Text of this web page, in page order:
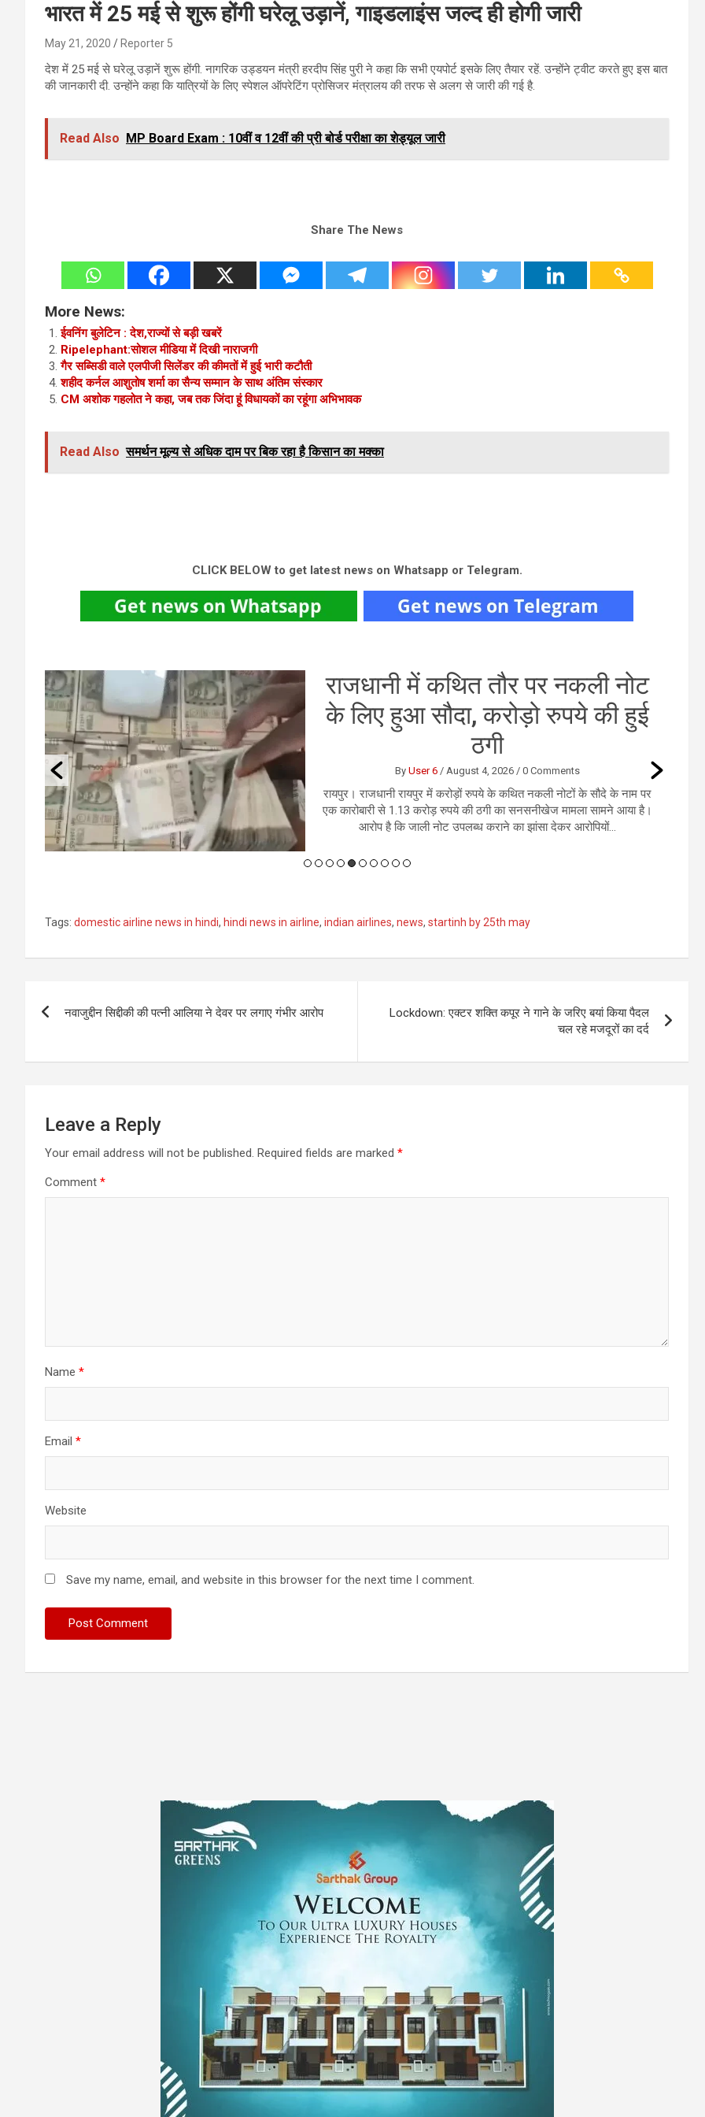
भारत में 25 मई से शुरू होंगी घरेलू उड़ानें, गाइडलाइंस जल्द ही होगी जारी
May 21, 2020 Reporter 5
देश में 25 मई से घरेलू उड़ानें शुरू होंगी. नागरिक उड्डयन मंत्री हरदीप सिंह पुरी ने कहा कि सभी एयपोर्ट इसके लिए तैयार रहें. उन्होंने ट्वीट करते हुए इस बात
की जानकारी दी. उन्होंने कहा कि यात्रियों के लिए स्पेशल ऑपरेटिंग प्रोसिजर मंत्रालय की तरफ से अलग से जारी की गई है.
Read Also MP Board Exam : 10वीं व 12वीं की प्री बोर्ड परीक्षा का शेड्यूल जारी
Share The News
More News:
ईवनिंग बुलेटिन : देश,राज्यों से बड़ी खबरें
Ripelephant:सोशल मीडिया में दिखी नाराजगी
गैर सब्सिडी वाले एलपीजी सिलेंडर की कीमतों में हुई भारी कटौती
शहीद कर्नल आशुतोष शर्मा का सैन्य सम्मान के साथ अंतिम संस्कार
CM अशोक गहलोत ने कहा, जब तक जिंदा हूं विधायकों का रहूंगा अभिभावक
Read Also समर्थन मूल्य से अधिक दाम पर बिक रहा है किसान का मक्का
CLICK BELOW to get latest news on Whatsapp or Telegram.
राजधानी में कथित तौर पर नकली नोट
के लिए हुआ सौदा, करोड़ो रुपये की हुई
ठगी
By User 6/ August 4, 2026/ 0 Comments
रायपुर। राजधानी रायपुर में करोड़ों रुपये के कथित नकली नोटों के सौदे के नाम पर
एक कारोबारी से 1.13 करोड़ रुपये की ठगी का सनसनीखेज मामला सामने आया है।
आरोप है कि जाली नोट उपलब्ध कराने का झांसा देकर आरोपियों...
Tags: domestic airline news in hindi, hindi news in airline, indian airlines, news, startinh by 25th may
navigation
नवाजुद्दीन सिद्दीकी की पत्नी आलिया ने देवर पर लगाए गंभीर आरोप
Lockdown: एक्टर शक्ति कपूर ने गाने के जरिए बयां किया पैदल
चल रहे मजदूरों का दर्द
Leave a Reply
Your email address will not be published. Required fields are marked *
Comment *
Name *
Email *
Website
Save my name, email, and website in this browser for the next time I comment.